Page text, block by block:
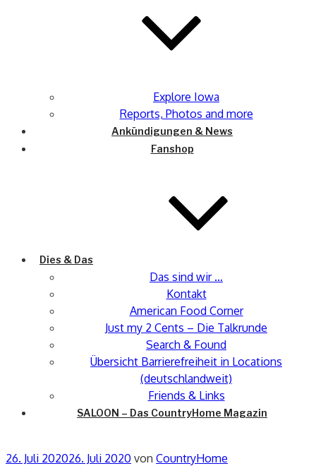
Explore Iowa
Reports, Photos and more
Ankündigungen & News
Fanshop
Dies & Das
Das sind wir …
Kontakt
American Food Corner
Just my 2 Cents – Die Talkrunde
Search & Found
Übersicht Barrierefreiheit in Locations
(deutschlandweit)
Friends & Links
SALOON – Das CountryHome Magazin
Veröffentlicht
26. Juli 202026. Juli 2020 von CountryHome